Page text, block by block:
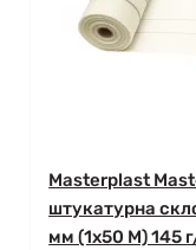
Masterplast
штукатурна
мм (1x50 М) 145